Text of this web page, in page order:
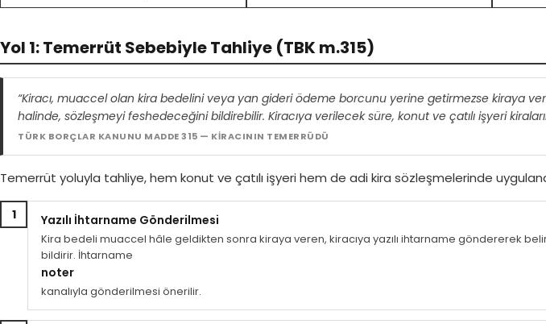
Yol 1: Temerrüt Sebebiyle Tahliye (TBK m.315)
“Kiracı, muaccel olan kira bedelini veya yan gideri ödeme borcunu yerine getirmezse kiraya
halinde, sözleşmeyi feshedeceğini bildirebilir. Kiracıya verilecek süre, konut ve çatılı işyeri
TÜRK BORÇLAR KANUNU MADDE 315 — KİRACININ TEMERRÜDÜ
Temerrüt yoluyla tahliye, hem konut ve çatılı işyeri hem de adi kira sözleşmelerinde
1 Yazılı İhtarname Gönderilmesi
Kira bedeli muaccel hâle geldikten sonra kiraya veren, kiracıya yazılı ihtarname göndererek
bildirir. İhtarname
noter
kanalıyla gönderilmesi önerilir.